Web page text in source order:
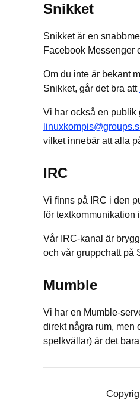
Snikket
Snikket är en
Facebook Messenger
Om du inte är bekant
Snikket, går det bra att
Vi har också en publik
vilket innebär att alla
IRC
Vi finns på IRC i den
för textkommunikation
Vår IRC-kanal är
och vår gruppchatt på
Mumble
Vi har en Mumble-
direkt några rum, men
spelkvällar) är det